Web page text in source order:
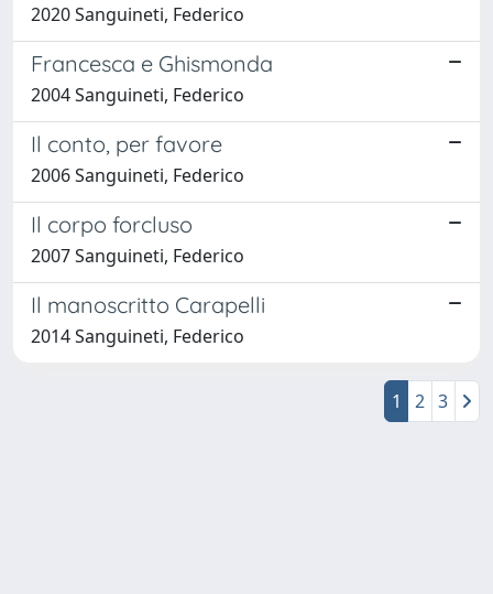
2020 Sanguineti, Federico
Francesca e Ghismonda
2004 Sanguineti, Federico
Il conto, per favore
2006 Sanguineti, Federico
Il corpo forcluso
2007 Sanguineti, Federico
Il manoscritto Carapelli
2014 Sanguineti, Federico
1 2 3